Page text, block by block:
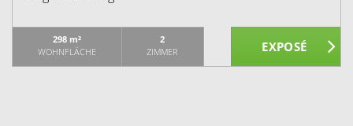
298 m²
WOHNFLÄCHE
2
ZIMMER